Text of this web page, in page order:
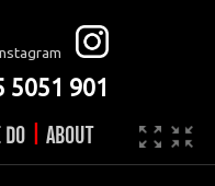
5051 901
| ABOUT
Company